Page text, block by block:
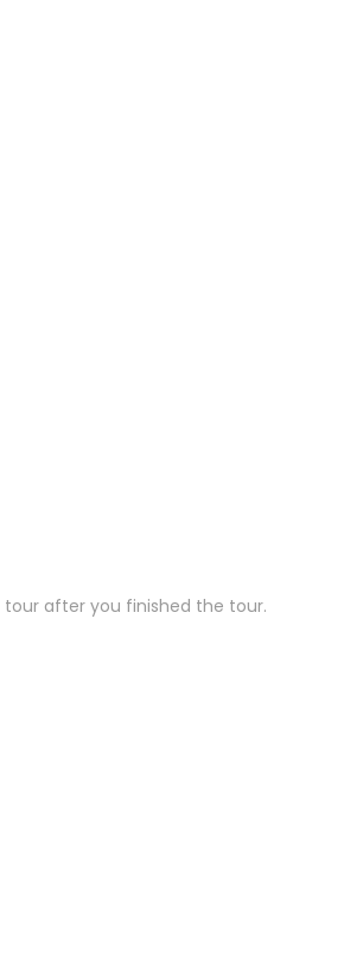
after you finished the tour.